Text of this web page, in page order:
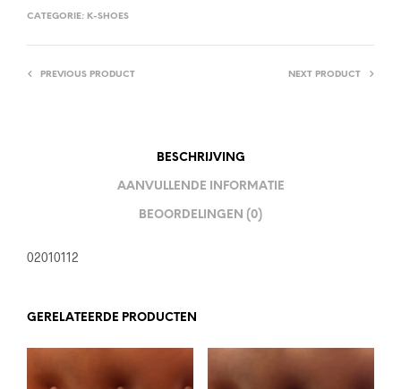
CATEGORIE: K-SHOES
PREVIOUS PRODUCT NEXT PRODUCT
BESCHRIJVING
AANVULLENDE INFORMATIE
BEOORDELINGEN (0)
02010112
GERELATEERDE PRODUCTEN